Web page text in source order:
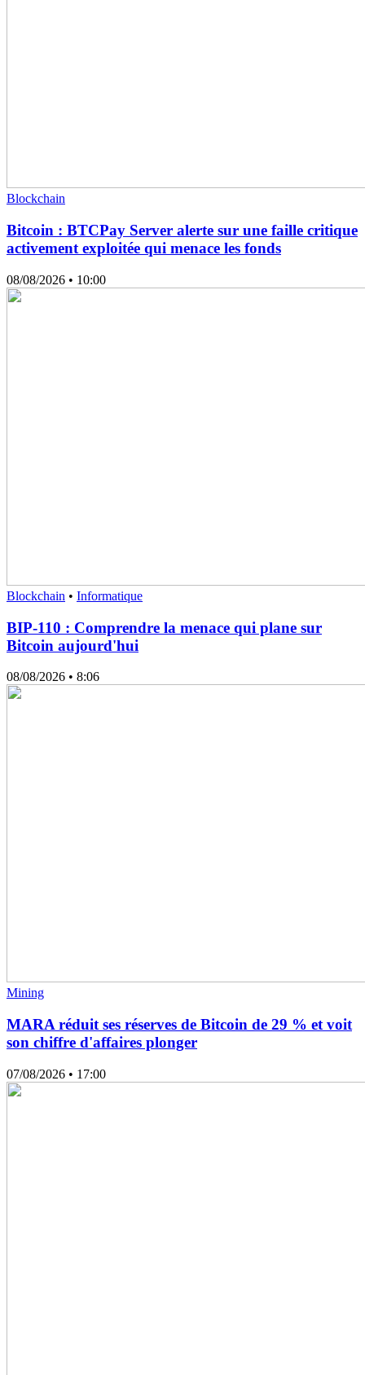
Blockchain
Bitcoin : BTCPay Server alerte sur une faille critique
activement exploitée qui menace les fonds
08/08/2026 • 10:00
Blockchain • Informatique
BIP-110 : Comprendre la menace qui plane sur
Bitcoin aujourd'hui
08/08/2026 • 8:06
Mining
MARA réduit ses réserves de Bitcoin de 29 % et voit
son chiffre d'affaires plonger
07/08/2026 • 17:00